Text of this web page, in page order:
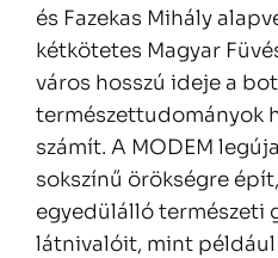
és Fazekas Mihály
kétkötetes Magyar
város hosszú ideje a
természettudományok
számít. A MODEM
sokszínű örökségre
egyedülálló természeti
látnivalóit, mint például